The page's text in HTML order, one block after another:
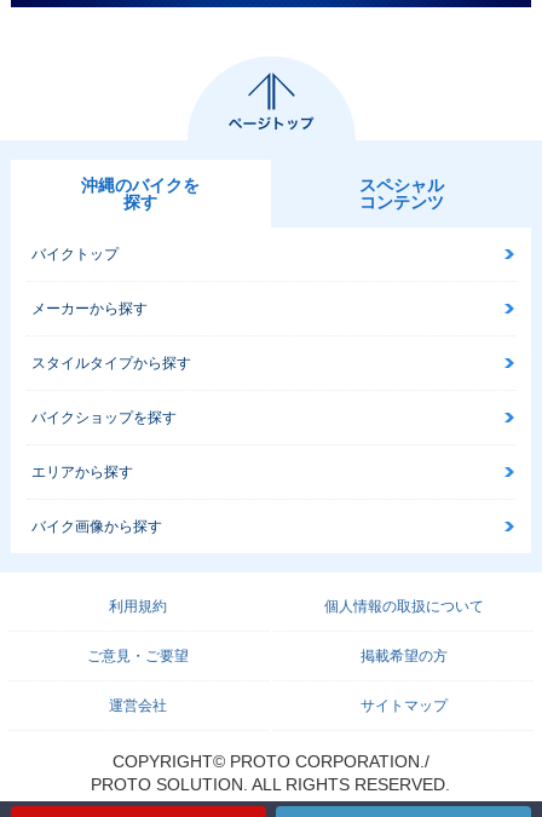
沖縄のバイクを
探す
スペシャル
コンテンツ
バイクトップ
メーカーから探す
スタイルタイプから探す
バイクショップを探す
エリアから探す
バイク画像から探す
利用規約 個人情報の取扱について
ご意見・ご要望 掲載希望の方
運営会社 サイトマップ
COPYRIGHT© PROTO CORPORATION./
PROTO SOLUTION. ALL RIGHTS RESERVED.